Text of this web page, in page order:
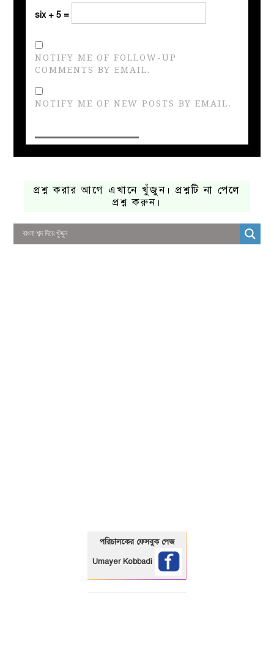
six + 5 =
NOTIFY ME OF FOLLOW-UP
COMMENTS BY EMAIL.
NOTIFY ME OF NEW POSTS BY EMAIL.
প্রশ্ন করার আগে এখানে খুঁজুন। প্রশ্নটি না পেলে
প্রশ্ন করুন।
পরিচালকের ফেসবুক পেজ
Umayer Kobbadi